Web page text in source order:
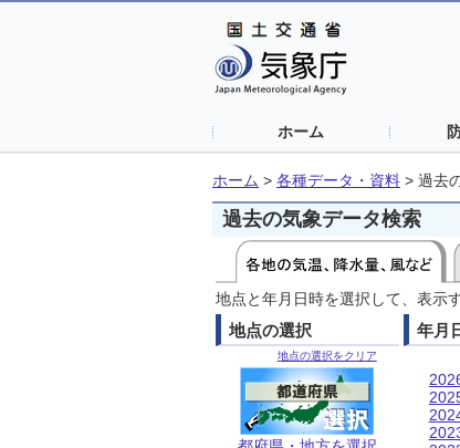
ホーム
ホーム > 各種データ・資料 > 過去
過去の気象データ検索
地点と年月日時を選択して、表示
地点の選択
地点の選択をクリア
年月